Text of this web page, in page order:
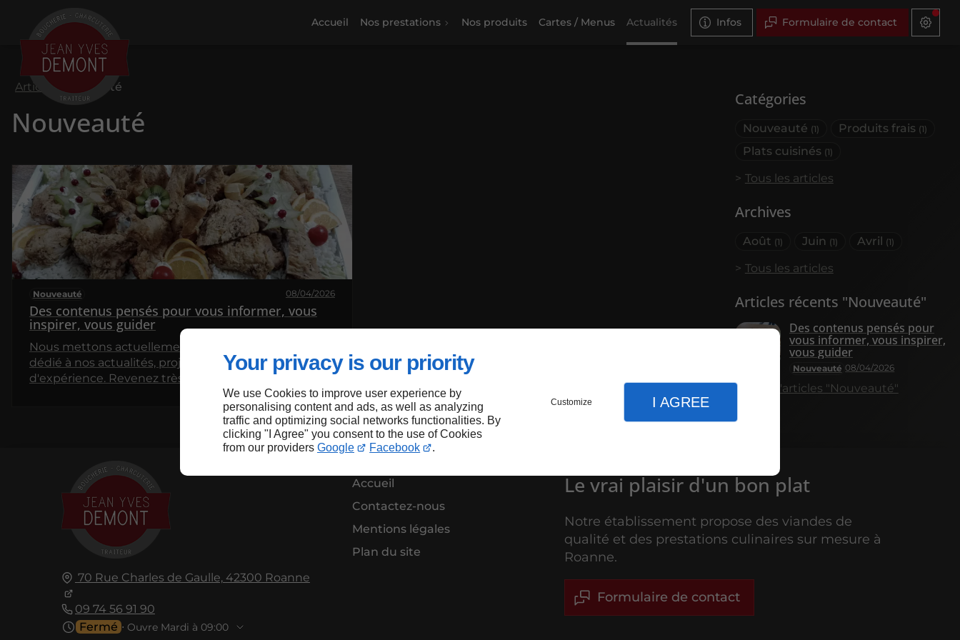
Your privacy is our priority
We use Cookies to improve user experience by
personalising content and ads, as well as analyzing
traffic and optimizing social networks functionalities. By
clicking "I Agree" you consent to the use of Cookies
from our providers Google Facebook .
Customize I AGREE
Accueil Nos prestations Nos produits Cartes / Menus Actualités Infos Formulaire de contact
Catégories
Nouveauté (1) Produits frais (1)
Plats cuisinés (1)
Tous les articles
Archives
Août (1) Juin (1) Avril (1)
Tous les articles
Articles récents "Nouveauté"
Nouveauté 08/04/2026
Des contenus pensés pour
vous informer, vous inspirer,
vous guider
Plus d'articles "Nouveauté"
ArticlesNouveauté
Nouveauté
Nouveauté 08/04/2026
Des contenus pensés pour vous informer, vous
inspirer, vous guider
Nous mettons actuellement en place un espace
dédié à nos actualités, projets et partages
d'expérience. Revenez très bientôt pour découvrir
70 Rue Charles de Gaulle, 42300 Roanne
09 74 56 91 90
Fermé ⋅ Ouvre Mardi à 09:00
Accueil
Contactez-nous
Mentions légales
Plan du site
Le vrai plaisir d'un bon plat
Notre établissement propose des viandes de
qualité et des prestations culinaires sur mesure à
Roanne.
Formulaire de contact